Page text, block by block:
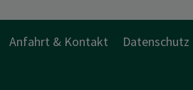
Anfahrt & Kontakt Datenschutz